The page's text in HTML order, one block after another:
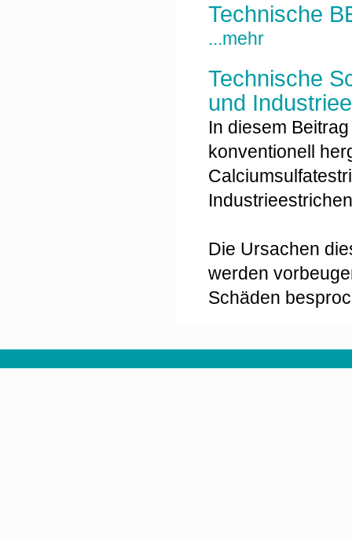
Technische
...mehr
Technische
und
In diesem
konventionell
Die Ursachen
werden
Schäden